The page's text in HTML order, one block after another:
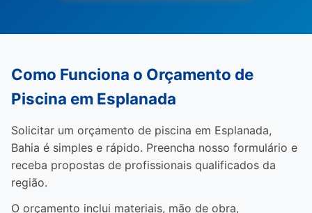
Como Funciona o Orçamento de
Piscina em Esplanada
Solicitar um orçamento de piscina em Esplanada,
Bahia é simples e rápido. Preencha nosso formulário e
receba propostas de profissionais qualificados da
região.
O orçamento inclui materiais, mão de obra,